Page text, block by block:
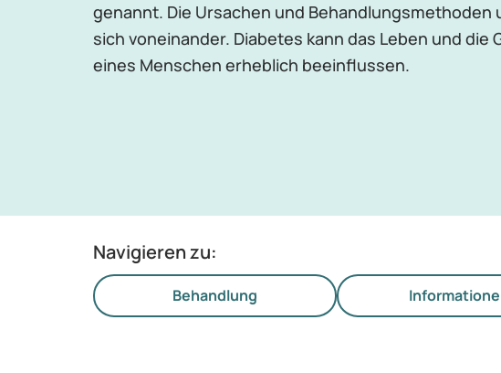
genannt. Die Ursachen und Behandlungsmethoden
sich voneinander. Diabetes kann das Leben und die
eines Menschen erheblich beeinflussen.
Navigieren zu:
Behandlung